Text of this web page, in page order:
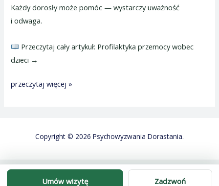
Każdy dorosły może pomóc — wystarczy uważność
i odwaga.
Przeczytaj cały artykuł: Profilaktyka przemocy wobec
dzieci →
przeczytaj więcej »
Copyright © 2026 Psychowyzwania Dorastania.
Umów wizytę Zadzwoń